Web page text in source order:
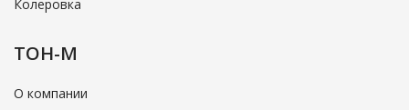
Колеровка
ТОН-М
О компании